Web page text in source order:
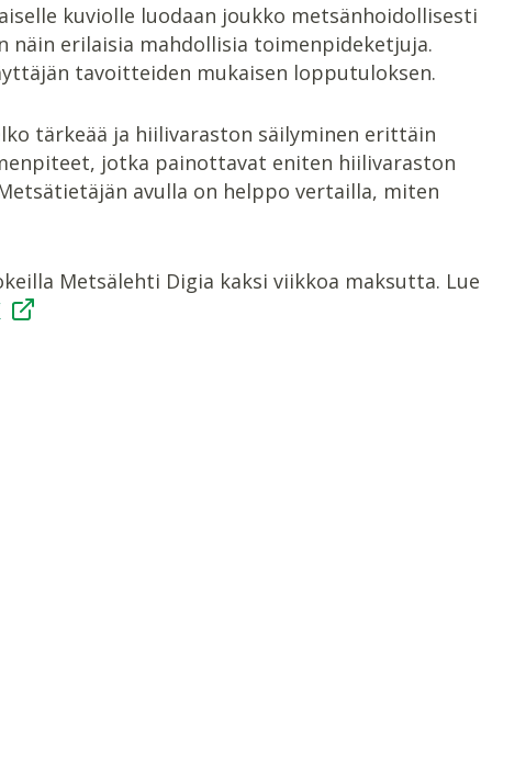
kuviolle luodaan joukko metsänhoidollisesti
erilaisia mahdollisia toimenpideketjuja.
tavoitteiden mukaisen lopputuloksen.
tärkeää ja hiilivaraston säilyminen erittäin
jotka painottavat eniten hiilivaraston
avulla on helppo vertailla, miten
Metsälehti Digia kaksi viikkoa maksutta. Lue